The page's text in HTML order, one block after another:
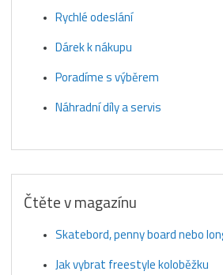
Rychlé odeslání
Dárek k nákupu
Poradíme s výběrem
Náhradní díly a servis
Čtěte v magazínu
Skatebord, penny board nebo
Jak vybrat freestyle koloběžku